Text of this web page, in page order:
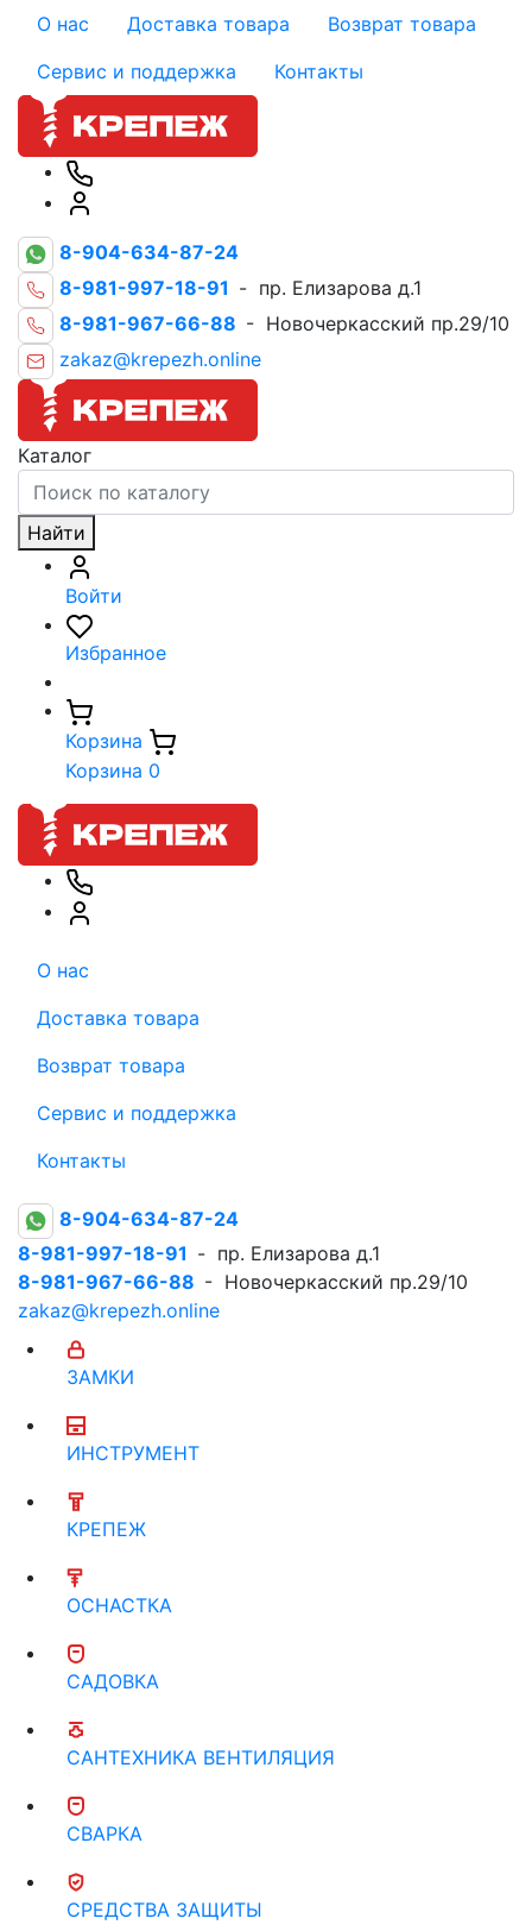
О нас Доставка товара
Возврат товара
Сервис и поддержка
Контакты
8-904-634-87-24
8-981-997-18-91 - пр. Елизарова д.1
8-981-967-66-88 - Новочеркасский пр.29/10
zakaz@krepezh.online
Каталог
Найти
Войти
Избранное
Корзина
Корзина 0
О нас
Доставка товара
Возврат товара
Сервис и поддержка
Контакты
8-904-634-87-24
8-981-997-18-91 - пр. Елизарова д.1
8-981-967-66-88 - Новочеркасский пр.29/10
zakaz@krepezh.online
ЗАМКИ
ИНСТРУМЕНТ
КРЕПЕЖ
ОСНАСТКА
САДОВКА
САНТЕХНИКА ВЕНТИЛЯЦИЯ
СВАРКА
СРЕДСТВА ЗАЩИТЫ